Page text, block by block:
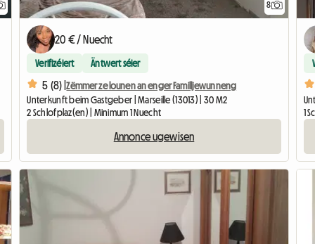
8
20 € / Nuecht
Verifizéiert Äntwert séier
5 (8) |Zëmmer ze lounen an enger Familljewunneng
Unterkunft beim Gastgeber | Marseille (13013) | 30 M2
2 Schlofplaz(en) | Minimum 1 Nuecht
Annonce ugewisen
1